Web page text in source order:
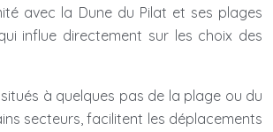
avec la Dune du Pilat et ses plages
influe directement sur les choix des
à quelques pas de la plage ou du
secteurs, facilitent les déplacements